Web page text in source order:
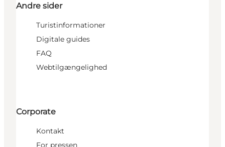
Andre sider
Turistinformationer
Digitale guides
FAQ
Webtilgængelighed
Corporate
Kontakt
For pressen